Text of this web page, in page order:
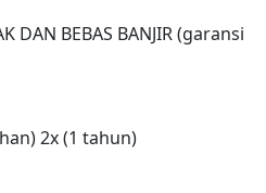
DAN BEBAS BANJIR (garansi
2x (1 tahun)